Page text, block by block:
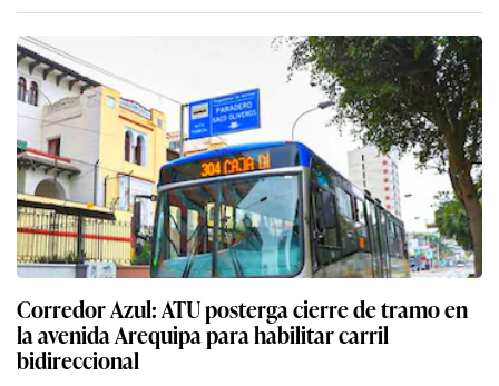
Corredor Azul: ATU posterga cierre de tramo en
la avenida Arequipa para habilitar carril
bidireccional